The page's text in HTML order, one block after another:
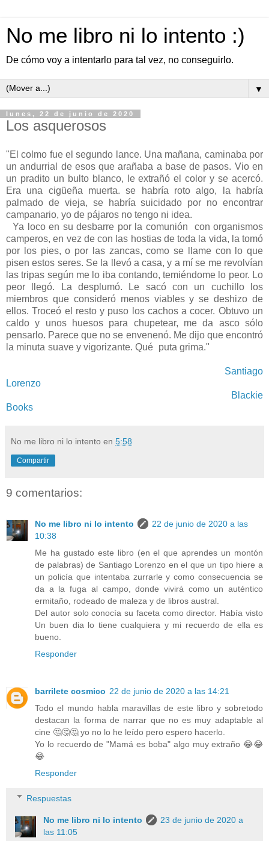
No me libro ni lo intento :)
De cómo voy a intentarlo para tal vez, no conseguirlo.
▼
lunes, 22 de junio de 2020
Los asquerosos
"El colmo fue el segundo lance. Una mañana, caminaba por
un andurrial de esos que arañaba a base de pasos. Vio en
un pradito un bulto blanco, le extrañó el color y se acercó.
Era una cigüeña muerta. se habría roto algo, la habría
palmado de vieja, se habría suicidado por no encontrar
campanario, yo de pájaros no tengo ni idea.
Ya loco en su desbarre por la comunión con organismos
camperos, en vez de con las hostias de toda la vida, la tomó
por los pies, o por las zancas, como se llame con lo que
pisen estos seres. Se la llevó a casa, y a mí se me revolvían
las tripas según me lo iba contando, temiéndome lo peor. Lo
peor llegó. La desplumó. Le sacó con un cuchillo los
miembros que consideró menos viables y se deshizo de
ellos. Troceó el resto y puso los cachos a cocer. Obtuvo un
caldo y unos huesos para chupetear, me da asco sólo
pensarlo. Parece que no se envenenó. Me dijo que encontró
la minuta suave y vigorizante. Qué puta grima."
Santiago
Lorenzo
Blackie
Books
No me libro ni lo intento en 5:58
Compartir
9 comentarios:
No me libro ni lo intento
22 de junio de 2020 a las
10:38
Me ha gustado este libro (en el que aprendes un montón
de palabras) de Santiago Lorenzo en el que un tipo hiere a
un policía que intentaba zurrarle y como consecuencia se
da a la fuga al campo, donde vivirá como un auténtico
ermitaño, rodeado de maleza y de libros austral.
Del autor solo conocía su faceta como director. Había visto
Un buen dia lo tiene cualquiera y mi recuerdo de ella es
bueno.
Responder
barrilete cosmico 22 de junio de 2020 a las 14:21
Todo el mundo habla maravillas de este libro y sobretodo
destacan la forma de narrar que no es muy adaptable al
cine 🤔🤔🤔 yo no lo he leído pero espero hacerlo.
Yo lo recuerdo de "Mamá es boba" algo muy extraño 😂😂
😂
Responder
Respuestas
No me libro ni lo intento
23 de junio de 2020 a
las 11:05